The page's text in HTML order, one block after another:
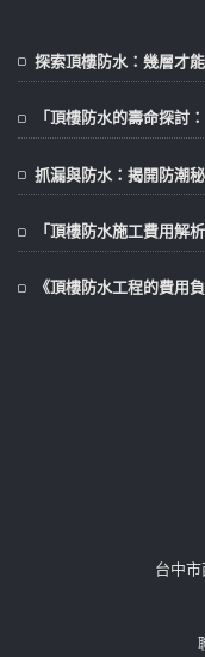
探索頂樓防水：幾層才
「頂樓防水的壽命探討
抓漏與防水：揭開防潮
「頂樓防水施工費用解
《頂樓防水工程的費用
台中